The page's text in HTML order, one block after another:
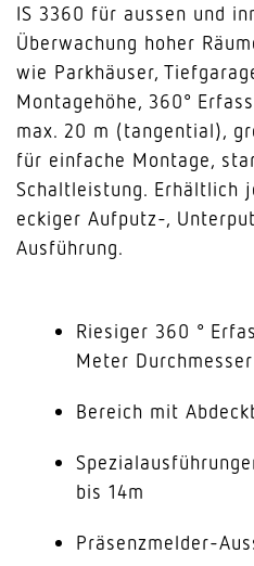
IS 3360 für aussen und
Überwachung hoher
wie Parkhäuser,
Montagehöhe, 360°
max. 20 m (tangential),
für einfache Montage,
Schaltleistung. Erhältlich
eckiger Aufputz-,
Ausführung.
Riesiger 360 °
Meter Durchmesser
Bereich mit
bis 14m
Präsenzmelder-